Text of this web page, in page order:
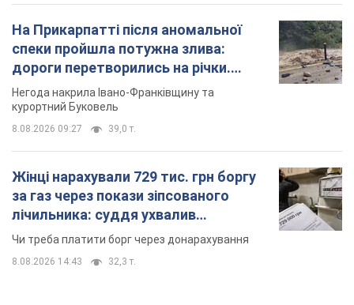
На Прикарпатті після аномальної
спеки пройшла потужна злива:
дороги перетворились на річки.
Відео
Негода накрила Івано-Франківщину та
курортний Буковель
8.08.2026 09:27 39,0 т.
Жінці нарахували 729 тис. грн боргу
за газ через покази зіпсованого
лічильника: суддя ухвалив
неочікуване рішення
Чи треба платити борг через донарахування
8.08.2026 14:43 32,3 т.